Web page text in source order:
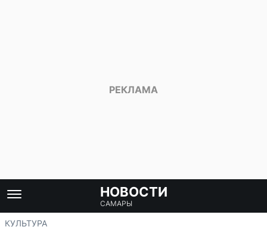
НОВОСТИ
САМАРЫ
КУЛЬТУРА